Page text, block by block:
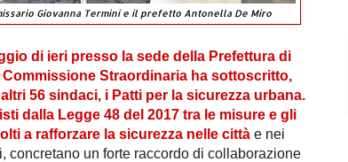
Giovanna Termini e il prefetto Antonella De Miro
di ieri presso la sede della Prefettura di
Commissione Straordinaria ha sottoscritto,
56 sindaci, i Patti per la sicurezza urbana.
dalla Legge 48 del 2017 tra le misure e gli
a rafforzare la sicurezza nelle città e nei
concretano un forte raccordo di collaborazione